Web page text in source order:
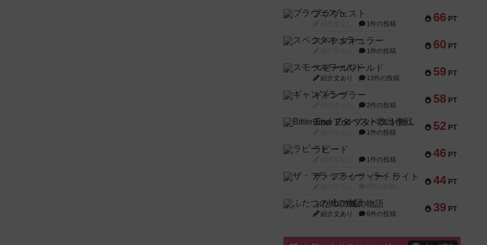
66 PT
ブラヴェスト
1件の投稿
60 PT
スペクタキュラー
1件の投稿
59 PT
スモールワールド
紹介文あり 13件の投稿
58 PT
ギャンブラー
2件の投稿
52 PT
Bitter End ブタペスト救出作戦
1件の投稿
46 PT
ラピード
1件の投稿
44 PT
ザ・フラッフィー・ライト
39 PT
ふたつの城の物語
紹介文あり 6件の投稿